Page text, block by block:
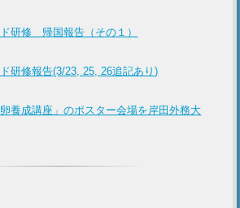
研修 帰国報告（その１）
研修報告(3/23, 25, 26追記あり)
養成講座」のポスター会場を岸田外務大